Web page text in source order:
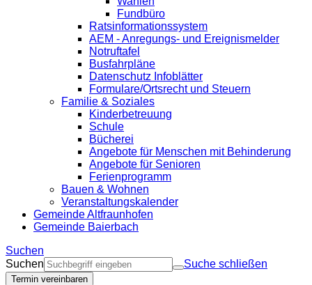
Fundbüro
Ratsinformationssystem
AEM - Anregungs- und Ereignismelder
Notruftafel
Busfahrpläne
Datenschutz Infoblätter
Formulare/Ortsrecht und Steuern
Familie & Soziales
Kinderbetreuung
Schule
Bücherei
Angebote für Menschen mit Behinderung
Angebote für Senioren
Ferienprogramm
Bauen & Wohnen
Veranstaltungskalender
Gemeinde Altfraunhofen
Gemeinde Baierbach
Suchen
Suchen
Suche schließen
Termin vereinbaren